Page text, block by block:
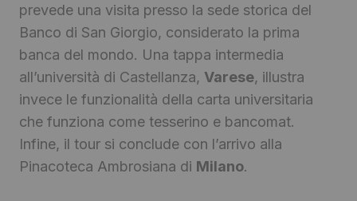
prevede una visita presso la sede storica del
Banco di San Giorgio, considerato la prima
banca del mondo. Una tappa intermedia
all’università di Castellanza, Varese, illustra
invece le funzionalità della carta universitaria
che funziona come tesserino e bancomat.
Infine, il tour si conclude con l’arrivo alla
Pinacoteca Ambrosiana di Milano.